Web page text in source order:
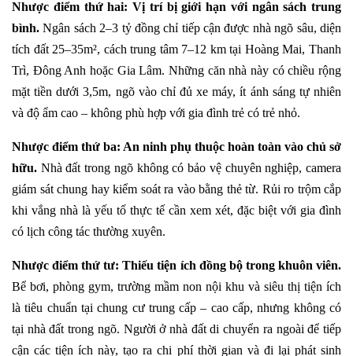
Nhược điểm thứ hai: Vị trí bị giới hạn với ngân sách trung
bình. Ngân sách 2–3 tỷ đồng chỉ tiếp cận được nhà ngõ sâu, diện
tích đất 25–35m², cách trung tâm 7–12 km tại Hoàng Mai, Thanh
Trì, Đông Anh hoặc Gia Lâm. Những căn nhà này có chiều rộng
mặt tiền dưới 3,5m, ngõ vào chỉ đủ xe máy, ít ánh sáng tự nhiên
và độ ẩm cao – không phù hợp với gia đình trẻ có trẻ nhỏ.
Nhược điểm thứ ba: An ninh phụ thuộc hoàn toàn vào chủ sở
hữu. Nhà đất trong ngõ không có bảo vệ chuyên nghiệp, camera
giám sát chung hay kiểm soát ra vào bằng thẻ từ. Rủi ro trộm cắp
khi vắng nhà là yếu tố thực tế cần xem xét, đặc biệt với gia đình
có lịch công tác thường xuyên.
Nhược điểm thứ tư: Thiếu tiện ích đồng bộ trong khuôn viên.
Bể bơi, phòng gym, trường mầm non nội khu và siêu thị tiện ích
là tiêu chuẩn tại chung cư trung cấp – cao cấp, nhưng không có
tại nhà đất trong ngõ. Người ở nhà đất di chuyển ra ngoài để tiếp
cận các tiện ích này, tạo ra chi phí thời gian và đi lại phát sinh